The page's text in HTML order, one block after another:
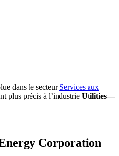
dans le secteur Services aux
plus précis à l’industrie Utilities—
Corporation